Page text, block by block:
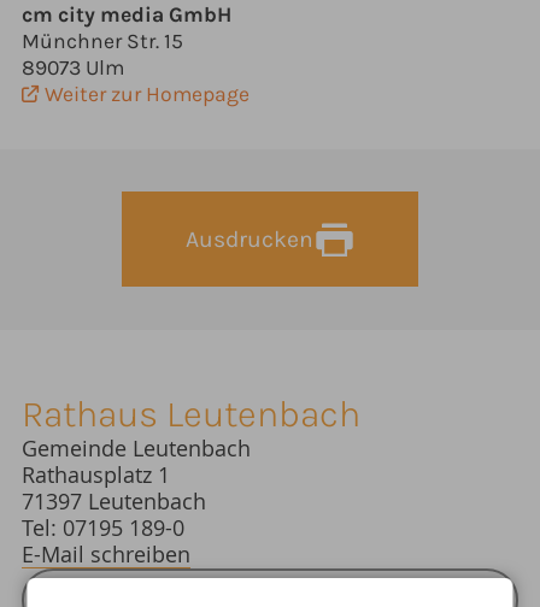
cm city media GmbH
Münchner Str. 15
89073 Ulm
Weiter zur Homepage
Ausdrucken
Rathaus Leutenbach
Gemeinde Leutenbach
Rathausplatz 1
71397 Leutenbach
Tel: 07195 189-0
E-Mail schreiben